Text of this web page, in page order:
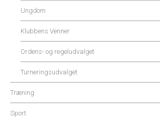
Ungdom
Klubbens Venner
Ordens- og regeludvalget
Turneringsudvalget
Træning
Sport